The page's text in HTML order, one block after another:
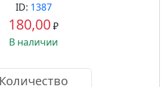
ID: 1387
180,00₽
В наличии